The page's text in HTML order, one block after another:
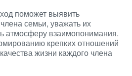
поможет выявить
семьи, уважать их
атмосферу взаимопонимания.
крепких отношений
жизни каждого члена